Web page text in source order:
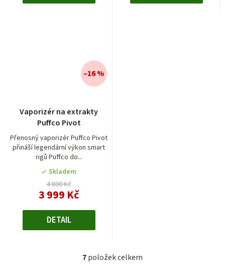
Vaporizér na extrakty
Puffco Pivot
Přenosný vaporizér Puffco Pivot
přináší legendární výkon smart
rigů Puffco do...
Skladem
4 800 Kč
3 999 Kč
–16 %
DETAIL
O
7položek celkem